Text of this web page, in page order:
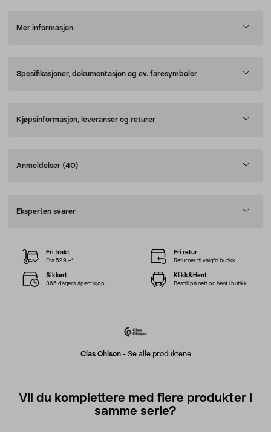
Mer informasjon
Spesifikasjoner, dokumentasjon og ev. faresymboler
Kjøpsinformasjon, leveranser og returer
Anmeldelser (40)
Eksperten svarer
Clas Ohlson- Se alle produktene
Fri frakt
Fra 599,–*
Fri retur
Returner til valgfri butikk
Sikkert
365 dagers åpent kjøp
Klikk&Hent
Bestill på nett og hent i butikk
Vil du komplettere med flere produkter i
samme serie?